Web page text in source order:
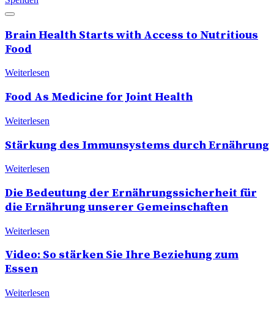
Brain Health Starts with Access to Nutritious
Food
Weiterlesen
Food As Medicine for Joint Health
Weiterlesen
Stärkung des Immunsystems durch Ernährung
Weiterlesen
Die Bedeutung der Ernährungssicherheit für
die Ernährung unserer Gemeinschaften
Weiterlesen
Video: So stärken Sie Ihre Beziehung zum
Essen
Weiterlesen